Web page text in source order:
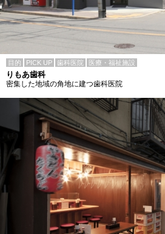
目的 PICK UP 歯科医院 医療・福祉施設
りもあ歯科
密集した地域の角地に建つ歯科医院